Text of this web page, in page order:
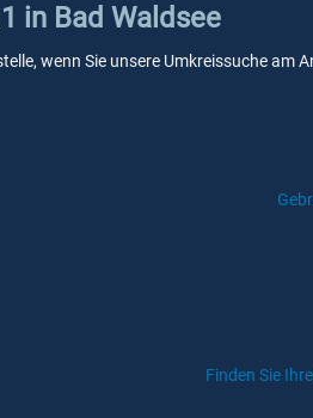
in Bad Waldsee
wenn Sie unsere Umkreissuche am
Finden Sie